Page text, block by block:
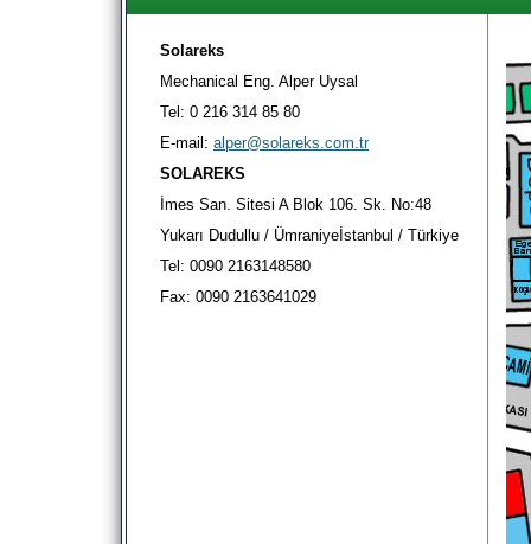
Solareks
Mechanical Eng. Alper Uysal
Tel: 0 216 314 85 80
E-mail: alper@solareks.com.tr
SOLAREKS
İmes San. Sitesi A Blok 106. Sk. No:48
Yukarı Dudullu / Ümraniyeİstanbul / Türkiye
Tel: 0090 2163148580
Fax: 0090 2163641029